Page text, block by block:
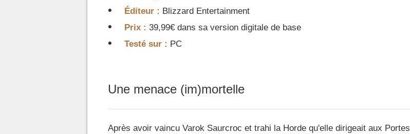
Éditeur : Blizzard Entertainment
Prix : 39,99€ dans sa version digitale de base
Testé sur : PC
Une menace (im)mortelle
Après avoir vaincu Varok Saurcroc et trahi la Horde qu'elle dirigeait aux Portes